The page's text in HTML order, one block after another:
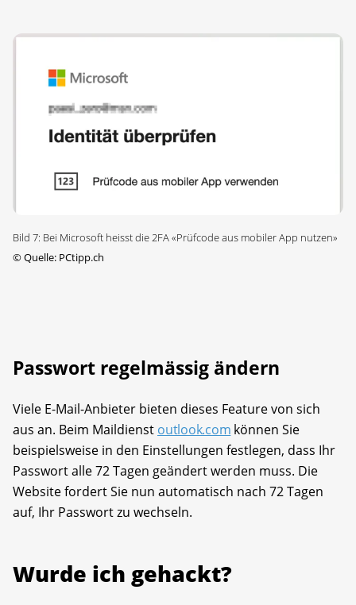
Bild 7: Bei Microsoft heisst die 2FA «Prüfcode aus mobiler App nutzen»
©Quelle: PCtipp.ch
Passwort regelmässig ändern
Viele E-Mail-Anbieter bieten dieses Feature von sich
aus an. Beim Maildienst outlook.com können Sie
beispielsweise in den Einstellungen festlegen, dass Ihr
Passwort alle 72 Tagen geändert werden muss. Die
Website fordert Sie nun automatisch nach 72 Tagen
auf, Ihr Passwort zu wechseln.
Wurde ich gehackt?